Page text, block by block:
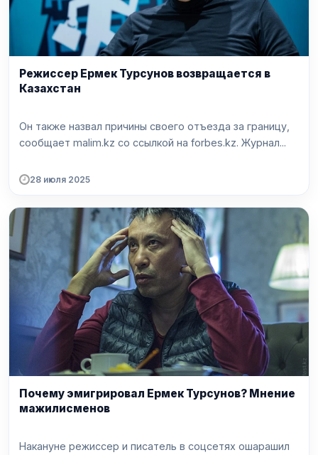
Режиссер Ермек Турсунов возвращается в
Казахстан
Он также назвал причины своего отъезда за границу,
сообщает malim.kz со ссылкой на forbes.kz. Журнал...
28 июля 2025
Почему эмигрировал Ермек Турсунов? Мнение
мажилисменов
Накануне режиссер и писатель в соцсетях ошарашил